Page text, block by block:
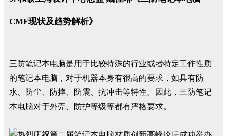
CMF现状及趋势解析》
三防笔记本电脑是用于比较特殊的行业或者特定工作性质
的笔记本电脑，对于机器本身有很高的要求，如具有防
水、防尘、防摔、防震、抗冲击等特性。因此，三防笔记
本电脑对于外壳、防护等级等都有严格要求。